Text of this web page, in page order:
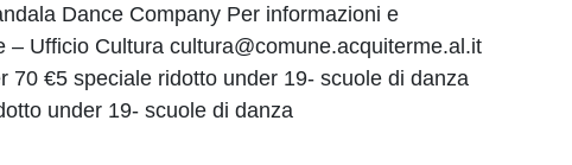
Dance Company Per informazioni e
Ufficio Cultura cultura@comune.acquiterme.al.it
€5 speciale ridotto under 19- scuole di danza
under 19- scuole di danza